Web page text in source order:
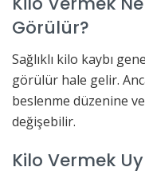
Görülür?
Sağlıklı kilo kaybı
görülür hale gelir.
beslenme düzenine
değişebilir.
Kilo Vermek